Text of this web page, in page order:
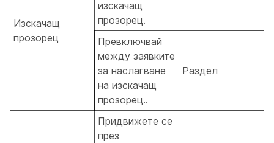
Изскачащ
прозорец
изскачащ
прозорец.
Превключвай
между заявките
за наслагване
на изскачащ
прозорец..
Раздел
Придвижете се
през